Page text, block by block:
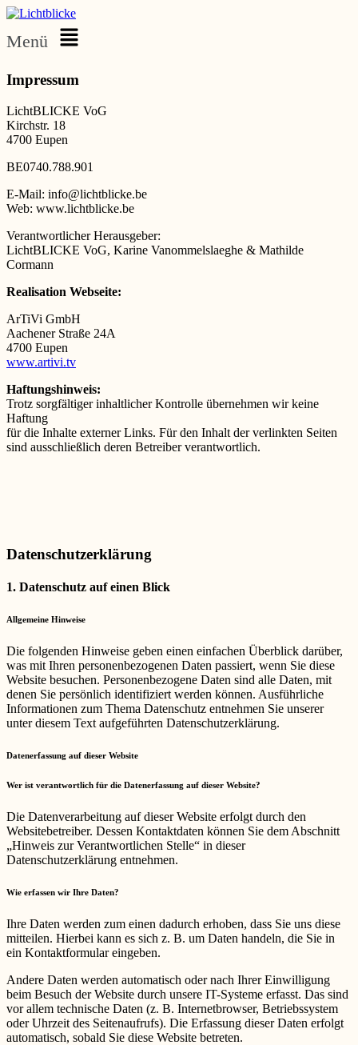
Menü
Impressum
LichtBLICKE VoG
Kirchstr. 18
4700 Eupen
BE0740.788.901
E-Mail: info@lichtblicke.be
Web: www.lichtblicke.be
Verantwortlicher Herausgeber:
LichtBLICKE VoG, Karine Vanommelslaeghe & Mathilde
Cormann
Realisation Webseite:
ArTiVi GmbH
Aachener Straße 24A
4700 Eupen
www.artivi.tv
Haftungshinweis:
Trotz sorgfältiger inhaltlicher Kontrolle übernehmen wir keine
Haftung
für die Inhalte externer Links. Für den Inhalt der verlinkten Seiten
sind ausschließlich deren Betreiber verantwortlich.
Datenschutzerklärung
1. Datenschutz auf einen Blick
Allgemeine Hinweise
Die folgenden Hinweise geben einen einfachen Überblick darüber,
was mit Ihren personenbezogenen Daten passiert, wenn Sie diese
Website besuchen. Personenbezogene Daten sind alle Daten, mit
denen Sie persönlich identifiziert werden können. Ausführliche
Informationen zum Thema Datenschutz entnehmen Sie unserer
unter diesem Text aufgeführten Datenschutzerklärung.
Datenerfassung auf dieser Website
Wer ist verantwortlich für die Datenerfassung auf dieser Website?
Die Datenverarbeitung auf dieser Website erfolgt durch den
Websitebetreiber. Dessen Kontaktdaten können Sie dem Abschnitt
„Hinweis zur Verantwortlichen Stelle“ in dieser
Datenschutzerklärung entnehmen.
Wie erfassen wir Ihre Daten?
Ihre Daten werden zum einen dadurch erhoben, dass Sie uns diese
mitteilen. Hierbei kann es sich z. B. um Daten handeln, die Sie in
ein Kontaktformular eingeben.
Andere Daten werden automatisch oder nach Ihrer Einwilligung
beim Besuch der Website durch unsere IT-Systeme erfasst. Das sind
vor allem technische Daten (z. B. Internetbrowser, Betriebssystem
oder Uhrzeit des Seitenaufrufs). Die Erfassung dieser Daten erfolgt
automatisch, sobald Sie diese Website betreten.